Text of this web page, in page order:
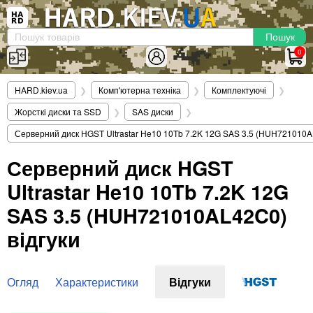
0
Вхід|Реєстрація×
(097)-938-03-73 Telegram WhatsApp
HARD.KIEV.UA
Послуги
Повернення / Обмін
Доставка та оплата
Комп'ютери
Ноутбуки
Моноблоки
Персональні комп'ютери
Сервери
Процесори (CPU)
HARD.kiev.ua ❯ Комп'ютерна техніка ❯ Комплектуючі
❯
Жорсткі диски та SSD
❯ SAS диски
❯
Серверний диск HGST Ultrastar He10 10Tb 7.2K 12G SAS 3.5
Серверний диск HGST
Ultrastar He10 10Tb 7.2K 12G
SAS 3.5 (HUH721010AL42C0)
відгуки
Огляд Характеристики Відгуки